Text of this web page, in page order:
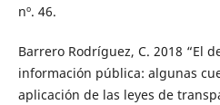
nº. 46.
Barrero Rodríguez, C. 2018 “El
información pública: algunas
aplicación de las leyes de